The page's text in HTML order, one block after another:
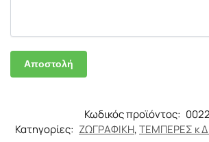
Κωδικός προϊόντος:
Κατηγορίες: ΖΩΓΡΑΦΙΚΗ,ΤΕΜΠΕΡΕΣ κ